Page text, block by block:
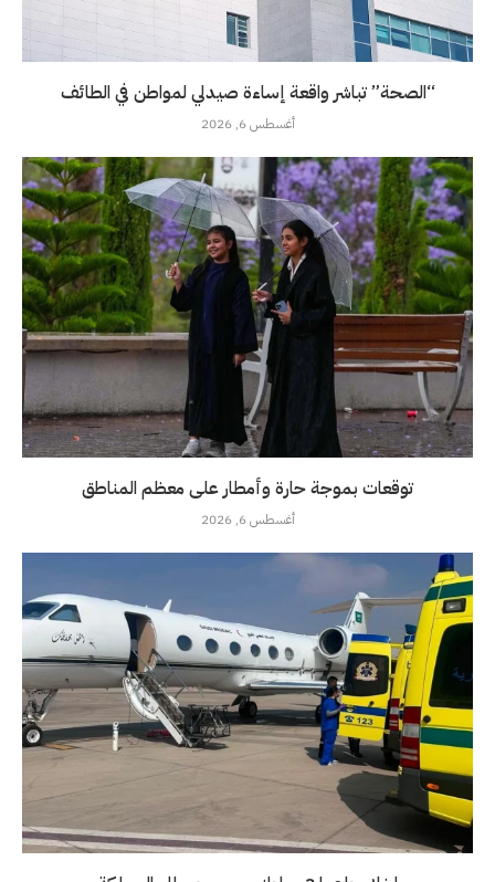
“الصحة” تباشر واقعة إساءة صيدلي لمواطن في الطائف
أغسطس 6, 2026
توقعات بموجة حارة وأمطار على معظم المناطق
أغسطس 6, 2026